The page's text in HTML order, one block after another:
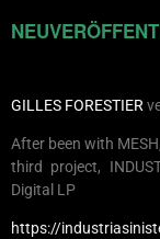
GILLES FORESTIER
After been with
third project,
Digital LP
https://